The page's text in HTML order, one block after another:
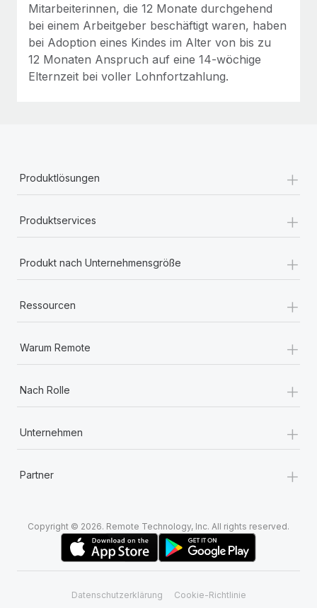
Mitarbeiterinnen, die 12 Monate durchgehend
bei einem Arbeitgeber beschäftigt waren, haben
bei Adoption eines Kindes im Alter von bis zu
12 Monaten Anspruch auf eine 14-wöchige
Elternzeit bei voller Lohnfortzahlung.
Produktlösungen +
Produktservices +
Produkt nach Unternehmensgröße +
Ressourcen +
Warum Remote +
Nach Rolle +
Unternehmen +
Partner +
Copyright © 2026. Remote Technology, Inc. All rights reserved.
Datenschutzerklärung Cookie-Richtlinie